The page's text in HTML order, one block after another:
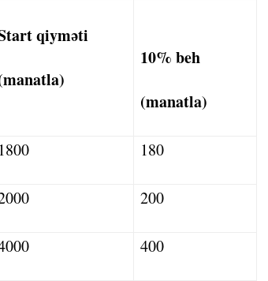
qiyməti
10% beh
(manatla)
1800 180
200
400